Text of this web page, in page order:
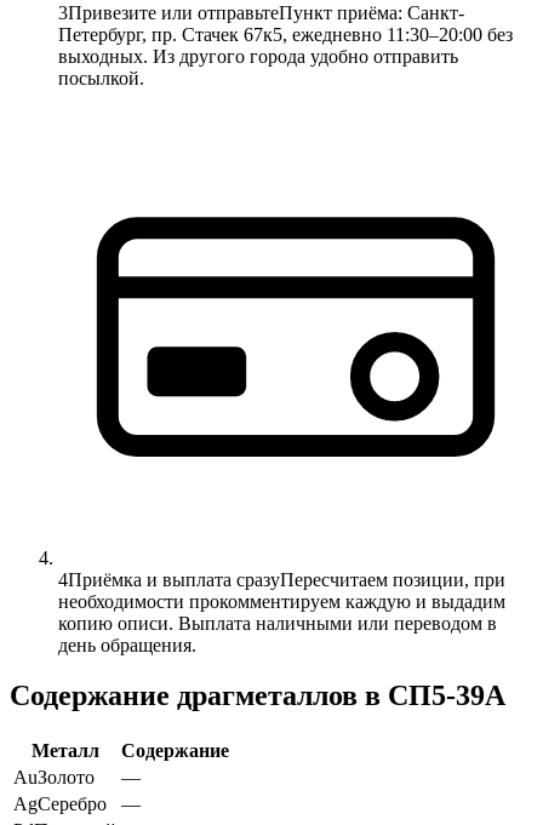
3Привезите или отправьтеПункт приёма: Санкт-
Петербург, пр. Стачек 67к5, ежедневно 11:30–20:00 без
выходных. Из другого города удобно отправить
посылкой.
4Приёмка и выплата сразуПересчитаем позиции, при
необходимости прокомментируем каждую и выдадим
копию описи. Выплата наличными или переводом в
день обращения.
Содержание драгметаллов в СП5-39А
Металл
Содержание
AuЗолото
—
AgСеребро
—